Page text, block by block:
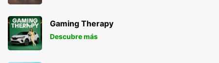
Gaming Therapy
Descubre más